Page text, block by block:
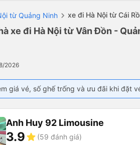
từ Quảng Ninh xe đi Hà Nội từ Cái
xe đi Hà Nội từ Vân Đồn -
2026
giá vé, số ghế trống và ưu đãi khi đặt
Anh Huy 92 Limousine
3.9star (59 đánh giá)